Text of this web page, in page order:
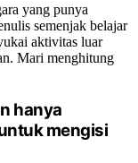
yang punya
semenjak belajar
aktivitas luar
Mari menghitung
hanya
mengisi